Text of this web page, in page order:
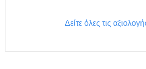
Δείτε όλες τις